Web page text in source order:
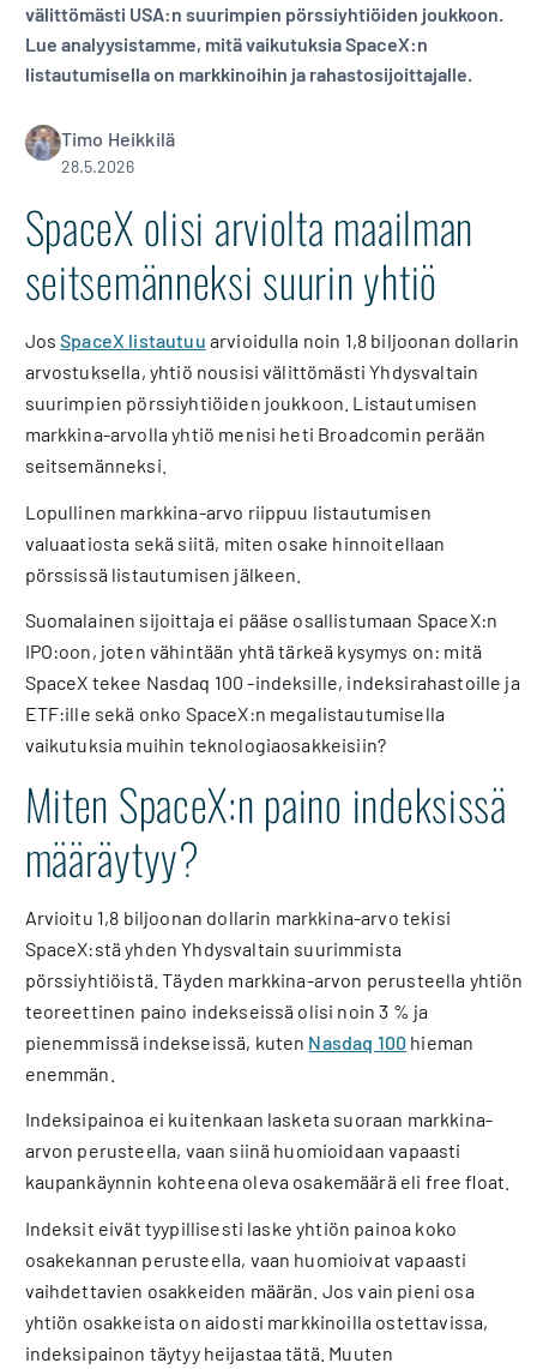
välittömästi USA:n suurimpien pörssiyhtiöiden joukkoon.
Lue analyysistamme, mitä vaikutuksia SpaceX:n
listautumisella on markkinoihin ja rahastosijoittajalle.
Timo Heikkilä
28.5.2026
SpaceX olisi arviolta maailman
seitsemänneksi suurin yhtiö
JosSpaceX listautuu arvioidulla noin 1,8 biljoonan dollarin
arvostuksella, yhtiö nousisi välittömästi Yhdysvaltain
suurimpien pörssiyhtiöiden joukkoon. Listautumisen
markkina-arvolla yhtiö menisi heti Broadcomin perään
seitsemänneksi.
Lopullinen markkina-arvo riippuu listautumisen
valuaatiosta sekä siitä, miten osake hinnoitellaan
pörssissä listautumisen jälkeen.
Suomalainen sijoittaja ei pääse osallistumaan SpaceX:n
IPO:oon, joten vähintään yhtä tärkeä kysymys on: mitä
SpaceX tekee Nasdaq 100 -indeksille, indeksirahastoille ja
ETF:ille sekä onko SpaceX:n megalistautumisella
vaikutuksia muihin teknologiaosakkeisiin?
Miten SpaceX:n paino indeksissä
määräytyy?
Arvioitu 1,8 biljoonan dollarin markkina-arvo tekisi
SpaceX:stä yhden Yhdysvaltain suurimmista
pörssiyhtiöistä. Täyden markkina-arvon perusteella yhtiön
teoreettinen paino indekseissä olisi noin 3 % ja
pienemmissä indekseissä, kuten Nasdaq 100 hieman
enemmän.
Indeksipainoa ei kuitenkaan lasketa suoraan markkina-
arvon perusteella, vaan siinä huomioidaan vapaasti
kaupankäynnin kohteena oleva osakemäärä eli free float.
Indeksit eivät tyypillisesti laske yhtiön painoa koko
osakekannan perusteella, vaan huomioivat vapaasti
vaihdettavien osakkeiden määrän. Jos vain pieni osa
yhtiön osakkeista on aidosti markkinoilla ostettavissa,
indeksipainon täytyy heijastaa tätä. Muuten